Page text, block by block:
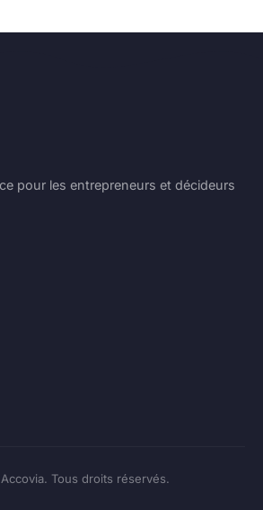
pour les entrepreneurs et décideurs
Tous droits réservés.